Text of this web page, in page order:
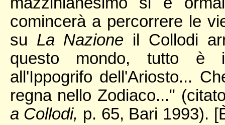
comincerà a percorrere le
su La Nazione il Collodi
questo mondo, tutto è
all'Ippogrifo dell'Ariosto...
regna nello Zodiaco..."
a Collodi, p. 65, Bari 1993).